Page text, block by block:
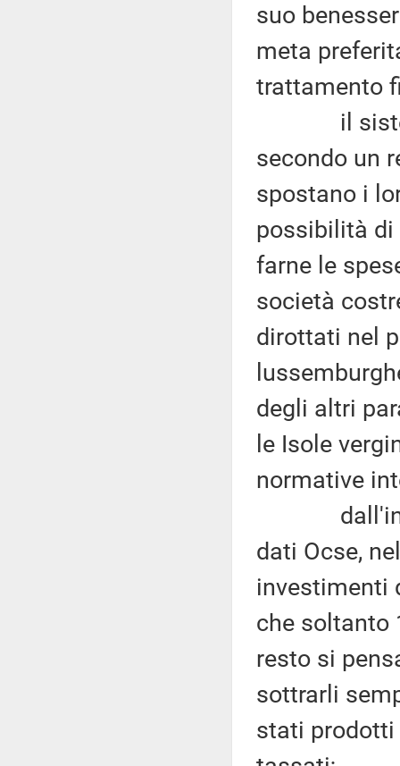
suo
meta
trattamento
il sistema
secondo un
spostano i
possibilità di
farne le
società
dirottati nel
degli altri
le Isole
normative
dati Ocse,
investimenti
che soltanto
resto si
sottrarli
stati prodotti